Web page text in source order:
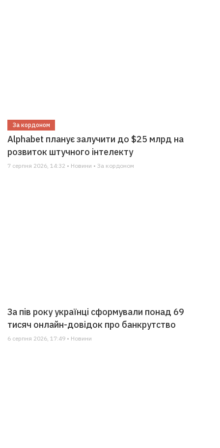
За кордоном
Alphabet планує залучити до $25 млрд на
розвиток штучного інтелекту
7 серпня 2026, 14:32 • Новини • За кордоном
За пів року українці сформували понад 69
тисяч онлайн-довідок про банкрутство
6 серпня 2026, 17:49 • Новини